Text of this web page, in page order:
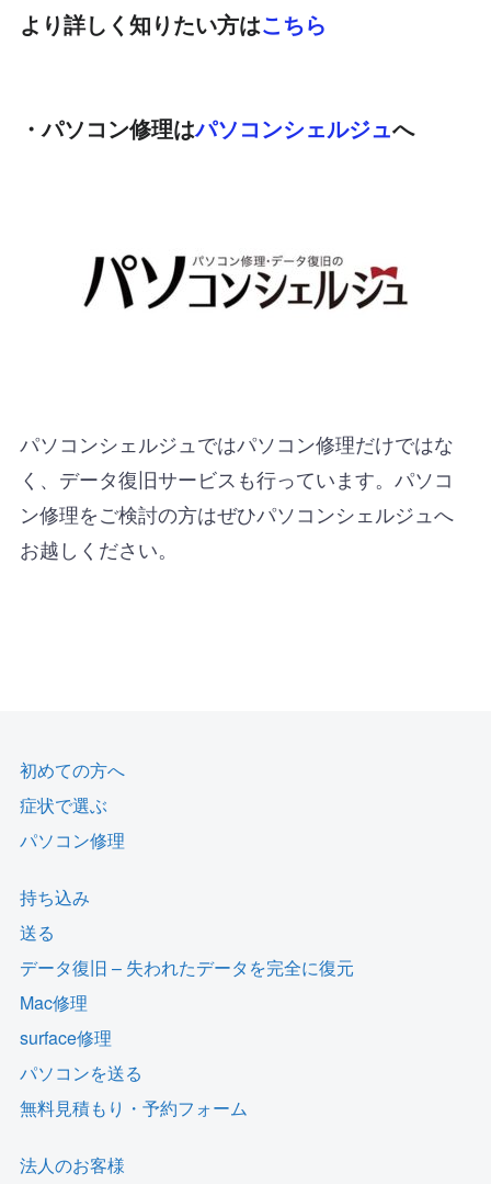
より詳しく知りたい方はこちら
・パソコン修理はパソコンシェルジュへ
パソコンシェルジュではパソコン修理だけではな
く、データ復旧サービスも行っています。パソコ
ン修理をご検討の方はぜひパソコンシェルジュへ
お越しください。
初めての方へ
症状で選ぶ
パソコン修理
持ち込み
送る
データ復旧 – 失われたデータを完全に復元
Mac修理
surface修理
パソコンを送る
無料見積もり・予約フォーム
法人のお客様